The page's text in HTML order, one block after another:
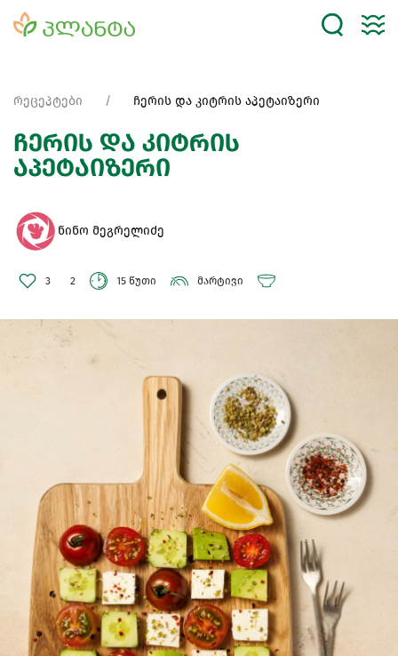
რეცეპტები ჩერის და კიტრის აპეტაიზერი
ჩერის და კიტრის
აპეტაიზერი
ნინო მეგრელიძე
3 2 15 წუთი მარტივი